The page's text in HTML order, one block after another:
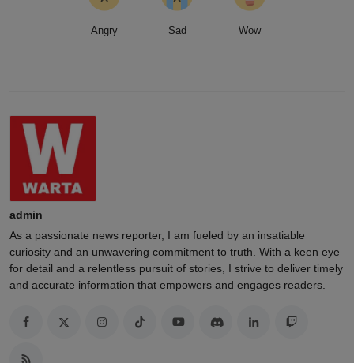
Angry Sad Wow
admin
As a passionate news reporter, I am fueled by an insatiable
curiosity and an unwavering commitment to truth. With a keen eye
for detail and a relentless pursuit of stories, I strive to deliver timely
and accurate information that empowers and engages readers.